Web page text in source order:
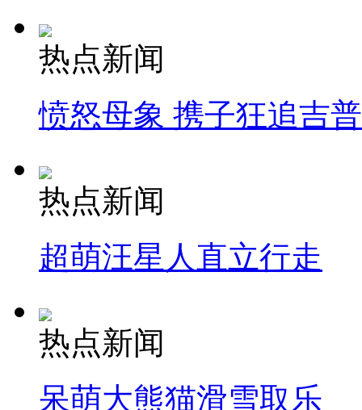
热点新闻
愤怒母象 携子狂追吉
热点新闻
超萌汪星人直立行走
热点新闻
呆萌大熊猫滑雪取乐